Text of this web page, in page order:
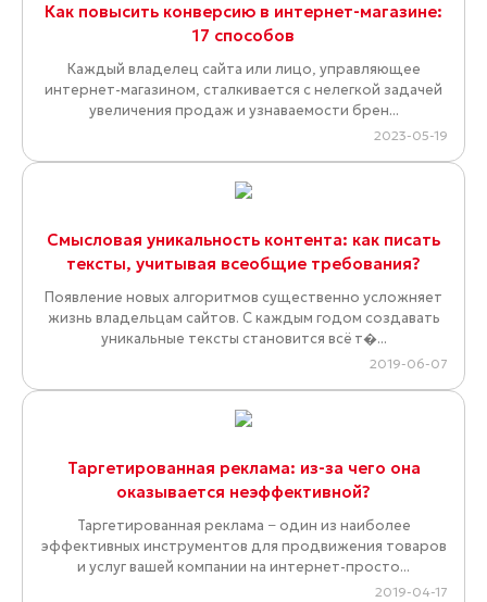
Как повысить конверсию в интернет-магазине:
17 способов
Каждый владелец сайта или лицо, управляющее
интернет-магазином, сталкивается с нелегкой задачей
увеличения продаж и узнаваемости брен...
2023-05-19
Смысловая уникальность контента: как писать
тексты, учитывая всеобщие требования?
Появление новых алгоритмов существенно усложняет
жизнь владельцам сайтов. С каждым годом создавать
уникальные тексты становится всё т�...
2019-06-07
Таргетированная реклама: из-за чего она
оказывается неэффективной?
Таргетированная реклама − один из наиболее
эффективных инструментов для продвижения товаров
и услуг вашей компании на интернет-просто...
2019-04-17